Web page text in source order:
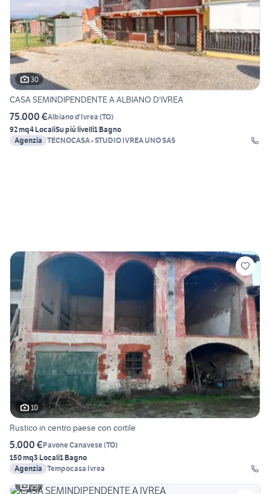
30
CASA SEMINDIPENDENTE A ALBIANO D'IVREA
75.000 €Albiano d'Ivrea (TO)
92 mq4 LocaliSu più livelli1 Bagno
Agenzia TECNOCASA - STUDIO IVREA UNO SAS
10
Rustico in centro paese con cortile
5.000 €Pavone Canavese(TO)
150 mq3 Locali1 Bagno
Agenzia Tempocasa Ivrea
29